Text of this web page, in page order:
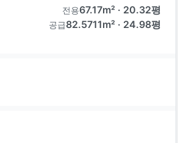
전용67.17m² · 20.32평
공급82.5711m² · 24.98평